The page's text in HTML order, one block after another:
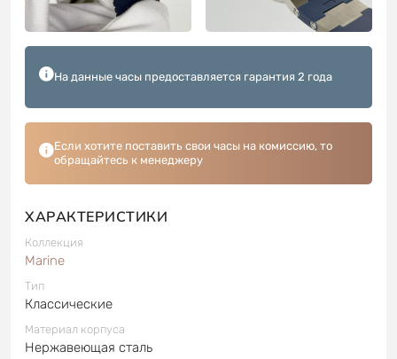
На данные часы предоставляется гарантия 2 года
Если хотите поставить свои часы на комиссию, то
обращайтесь к менеджеру
ХАРАКТЕРИСТИКИ
Коллекция
Marine
Тип
Классические
Материал корпуса
Нержавеющая сталь